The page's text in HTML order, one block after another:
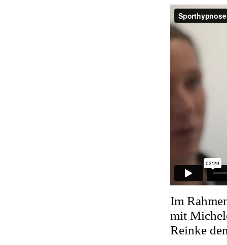
Im
mit
Reinke